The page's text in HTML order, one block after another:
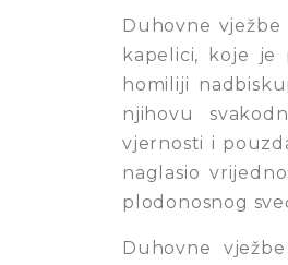
Duhovne
kapelici, koje je
homiliji
njihovu
vjernosti i
naglasio
plodonosnog
Duhovne